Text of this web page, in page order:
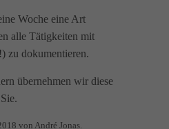
Woche eine Art
alle Tätigkeiten mit
zu dokumentieren.
übernehmen wir diese
von André Jonas.